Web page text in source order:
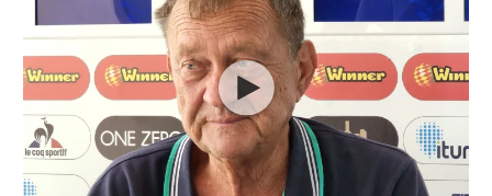
VOD
רץ ברשת
נבחרת ישראל
מכבי חיפה
בית"ר ירושלים
מכבי תל אביב
ליגה ספרדית
ליגה איטלקית
ליגה צרפתית
כדורסל נשים
מכבי תל אביב
הפועל חולון
הפועל ירושלים
יורוליג
יורוקאפ
טניס
כדוריד
כדורעף